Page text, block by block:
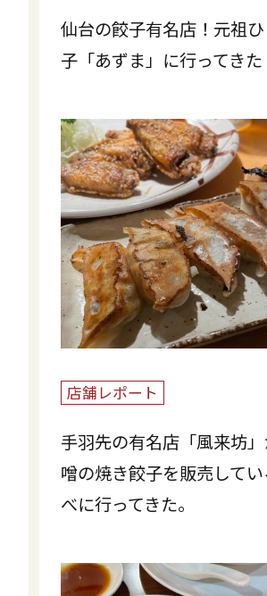
仙台の餃子有名店！元祖
子「あずま」に行ってきた
店舗レポート
手羽先の有名店「風来坊
噌の焼き餃子を販売して
べに行ってきた。